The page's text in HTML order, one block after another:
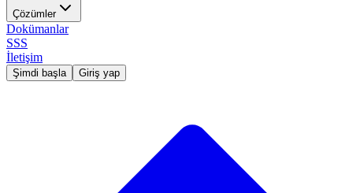
Çözümler
Dokümanlar
SSS
İletişim
Şimdi başla Giriş yap